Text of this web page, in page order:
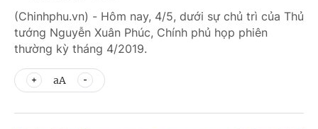
(Chinhphu.vn) - Hôm nay, 4/5, dưới sự chủ trì của Thủ
tướng Nguyễn Xuân Phúc, Chính phủ họp phiên
thường kỳ tháng 4/2019.
aA